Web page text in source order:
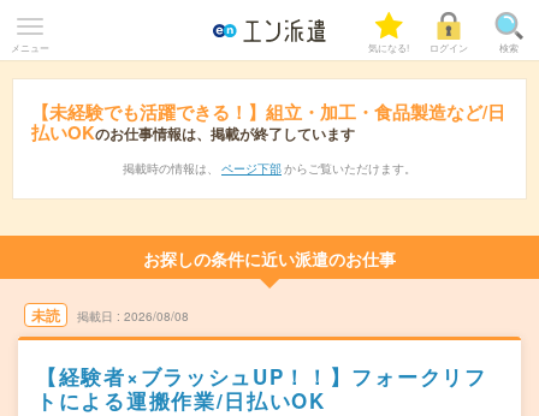
メニュー 気になる! ログイン 検索
【未経験でも活躍できる！】組立・加工・食品製造など/日
払いOKのお仕事情報は、掲載が終了しています
掲載時の情報は、 ページ下部 からご覧いただけます。
お探しの条件に近い派遣のお仕事
未読 掲載日 2026/08/08
【経験者×ブラッシュUP！！】フォークリフ
トによる運搬作業/日払いOK